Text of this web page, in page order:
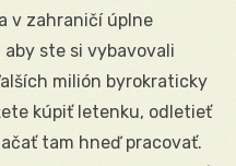
v zahraničí úplne
ste si vybavovali
milión byrokraticky
kúpiť letenku, odletieť
tam hneď pracovať.